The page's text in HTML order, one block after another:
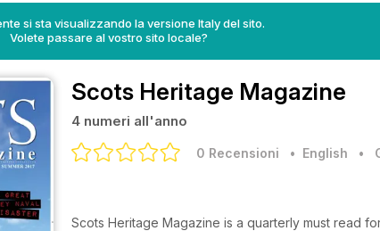
si sta visualizzando la versione Italy del sito.
Volete passare al vostro sito locale?
Scots Heritage Magazine
4 numeri all'anno
0 Recensioni • English •
Scots Heritage Magazine is a quarterly must read